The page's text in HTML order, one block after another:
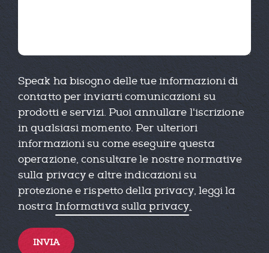
Speak ha bisogno delle tue informazioni di
contatto per inviarti comunicazioni su
prodotti e servizi. Puoi annullare l'iscrizione
in qualsiasi momento. Per ulteriori
informazioni su come eseguire questa
operazione, consultare le nostre normative
sulla privacy e altre indicazioni su
protezione e rispetto della privacy, leggi la
nostra Informativa sulla privacy.